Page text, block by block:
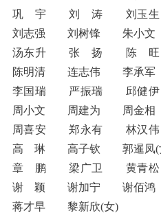
巩 宇 刘 涛 刘玉
刘志强 刘树锋 朱小文
汤东升 张 扬 陈
陈明清 连志伟 李
李国瑞 严振瑞 邱
周小文 周建为 周金相
周喜安 郑永有 林
高 琳 高子钦 郭暹凤(
章 鹏 梁广卫 黄
谢 颖 谢加宁 谢佰鸿
蒋才早 黎新欣(女)